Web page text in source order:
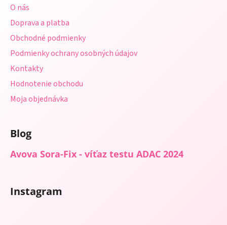
O nás
Doprava a platba
Obchodné podmienky
Podmienky ochrany osobných údajov
Kontakty
Hodnotenie obchodu
Moja objednávka
Blog
Avova Sora-Fix - víťaz testu ADAC 2024
Instagram